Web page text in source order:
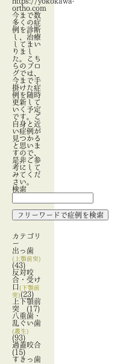
ortho.com
今まで数
多くの症
例を診断
し、治療
してまい
りまし
た。こち
らのブロ
グでは、
今まで手
掛けた症
例を随時
更新して
いく予定
です。ご
自身と近
い症例が
見つかる
と思いま
すので、
是非ご参
考にして
みてくだ
さい。
検索
カテゴリ
ー
出っ歯
(上顎前突)
(43)
反対咬
合・受け
口 (下顎前
突)(23)
上下顎前
突 (17)
八重歯・
乱ぐい歯
(叢生)
(93)
過蓋咬合
(15)
すきっ歯